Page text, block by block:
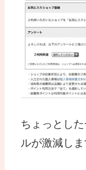
ちょっとし
ルが激減し